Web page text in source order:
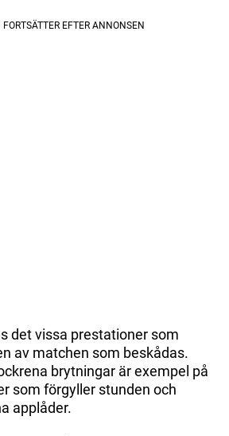
det vissa prestationer som
av matchen som beskådas.
brytningar är exempel på
som förgyller stunden och
applåder.